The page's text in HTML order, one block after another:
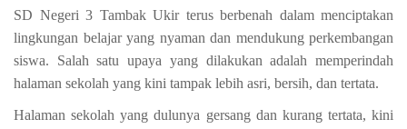
SD Negeri 3 Tambak Ukir terus berbenah dalam menciptakan
lingkungan belajar yang nyaman dan mendukung perkembangan
siswa. Salah satu upaya yang dilakukan adalah memperindah
halaman sekolah yang kini tampak lebih asri, bersih, dan tertata.
Halaman sekolah yang dulunya gersang dan kurang tertata, kini